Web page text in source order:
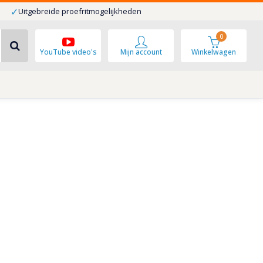
✓Uitgebreide proefritmogelijkheden
YouTube video's Winkelwagen
0
Mijn account